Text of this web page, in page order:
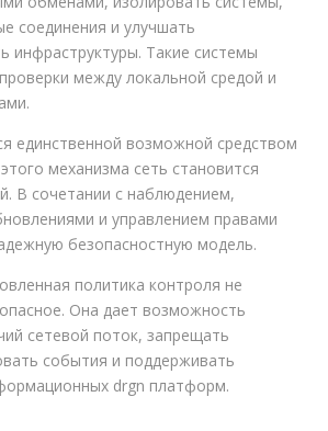
соединения и улучшать
инфраструктуры. Такие системы
между локальной средой и
единственной возможной средством
механизма сеть становится
В сочетании с наблюдением,
и управлением правами
безопасностную модель.
политика контроля не
Она дает возможность
сетевой поток, запрещать
события и поддерживать
drgn платформ.